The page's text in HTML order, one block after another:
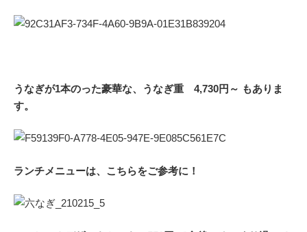
うなぎが1本のった豪華な、うなぎ重 4,730円～ もありま
す。
ランチメニューは、こちらをご参考に！